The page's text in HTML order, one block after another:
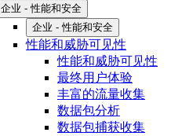
企业 - 性能和安全
企业 - 性能和安全
性能和威胁可见性
性能和威胁可见性
最终用户体验
丰富的流量收集
数据包分析
数据包捕获收集